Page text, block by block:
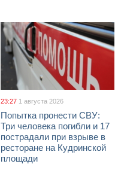
23:27 1 августа 2026
Попытка пронести СВУ:
Три человека погибли и 17
пострадали при взрыве в
ресторане на Кудринской
площади